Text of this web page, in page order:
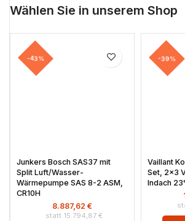
Wählen Sie in unserem Shop
-43%
Junkers Bosch SAS37 mit
Split Luft/Wasser-
Wärmepumpe SAS 8-2 ASM,
CR10H
15.794,87 €
8.887,62 €
-39%
Vaillant
Set, 2×3
Indach